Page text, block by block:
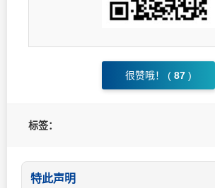
很赞哦！ ( 87 )
标签：
特此声明